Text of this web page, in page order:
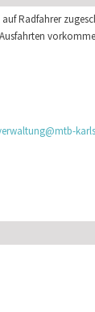
Radfahrer